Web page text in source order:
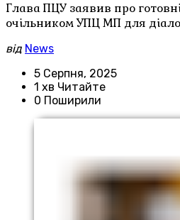
Глава ПЦУ заявив про
очільником УПЦ МП для
від News
5 Серпня, 2025
1 хв Читайте
0 Поширили